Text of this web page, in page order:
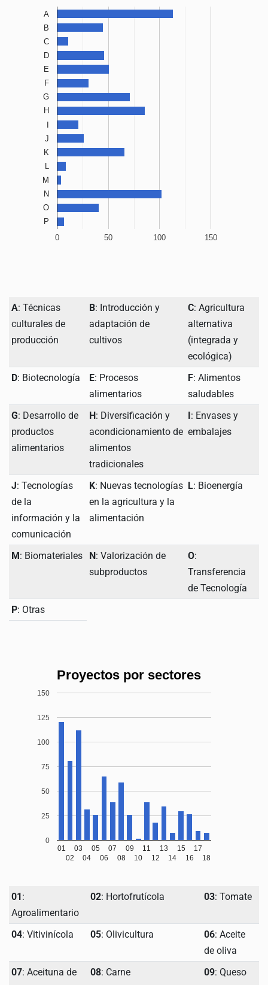
0 50 100 150
A
B
C
D
E
F
G
H
I
J
K
M
N
O
P
A: Técnicas
culturales de
producción
B: Introducción y
adaptación de
cultivos
C: Agricultura
alternativa
(integrada y
ecológica)
D: Biotecnología E: Procesos
alimentarios
F: Alimentos
saludables
G: Desarrollo de
productos
alimentarios
H: Diversificación y
acondicionamiento de
alimentos
tradicionales
I: Envases y
embalajes
J: Tecnologías
de la
información y la
comunicación
K: Nuevas tecnologías
en la agricultura y la
alimentación
L: Bioenergía
M: Biomateriales N: Valorización de
subproductos
O:
Transferencia
de Tecnología
P: Otras
Proyectos por sectores
01
02
03
04
05
06
07
08
09
10
11
12
13
14
15
16
17
18
0
25
50
75
100
125
150
01:
Agroalimentario
02: Hortofrutícola 03: Tomate
04: Vitivinícola 05: Olivicultura 06: Aceite
de oliva
07: Aceituna de
08: Carne 09: Queso